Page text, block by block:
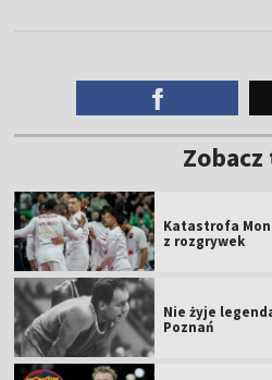
Zobacz
Katastrofa
z rozgrywek
Nie żyje
Poznań